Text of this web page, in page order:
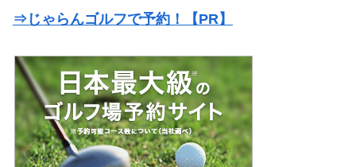
⇒じゃらんゴルフで予約！【PR】